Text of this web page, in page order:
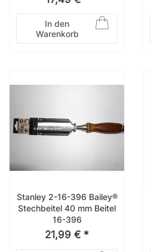
In den
Warenkorb
Stanley 2-16-396 Bailey®
Stechbeitel 40 mm Beitel
16-396
21,99 € *